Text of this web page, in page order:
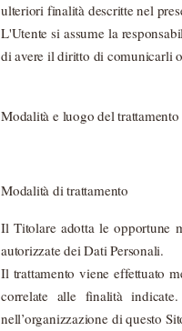
ulteriori finalità descritte nel
L'Utente si assume la
di avere il diritto di comunicarli
Modalità e luogo del
Modalità di trattamento
Il Titolare adotta le opportune
autorizzate dei Dati Personali.
Il trattamento viene effettuato
correlate alle finalità
nell’organizzazione di questo